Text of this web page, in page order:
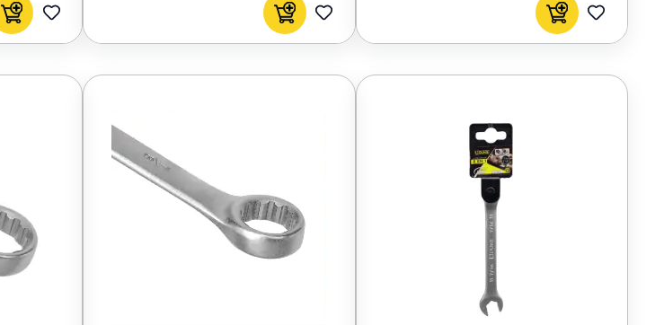
Agregar al carrito
AGREGAR
FAVORITOS
Agregar al carrito
AGREGAR
FAVORITOS
Agregar al carrito
AGREGAR